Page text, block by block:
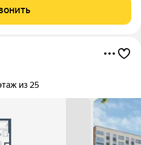
детские игровые
и многое другое.
из 25